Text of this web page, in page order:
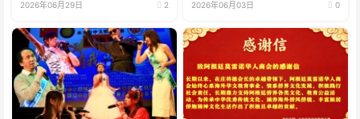
2026年06月29日 2 2026年06月03日 0